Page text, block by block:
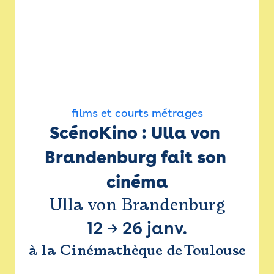
films et courts métrages
ScénoKino : Ulla von
Brandenburg fait son
cinéma
Ulla von Brandenburg
12 → 26 janv.
à la Cinémathèque de Toulouse